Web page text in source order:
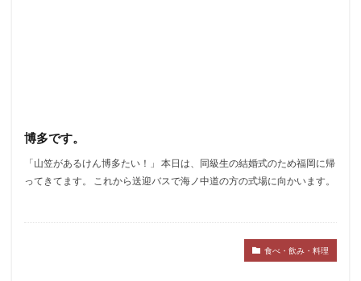
博多です。
「山笠があるけん博多たい！」 本日は、同級生の結婚式のため福岡に帰
ってきてます。 これから送迎バスで海ノ中道の方の式場に向かいます。
食べ・飲み・料理